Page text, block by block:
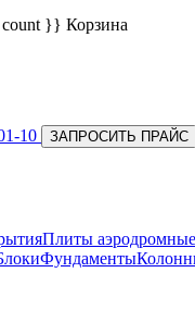
}} Корзина
10 ЗАПРОСИТЬ ПРАЙС
Плиты аэродромные
Фундаменты